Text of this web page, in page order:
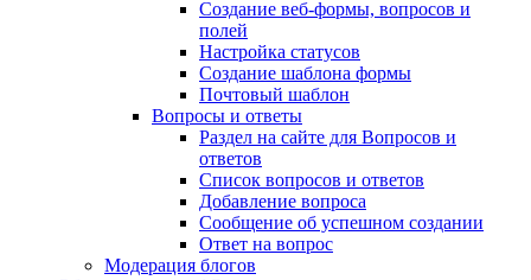
Создание веб-формы, вопросов и
полей
Настройка статусов
Создание шаблона формы
Почтовый шаблон
Вопросы и ответы
Раздел на сайте для Вопросов и
ответов
Список вопросов и ответов
Добавление вопроса
Сообщение об успешном создании
Ответ на вопрос
Модерация блогов